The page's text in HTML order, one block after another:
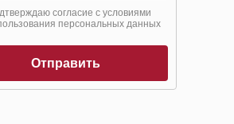
согласие с условиями
персональных данных
Отправить